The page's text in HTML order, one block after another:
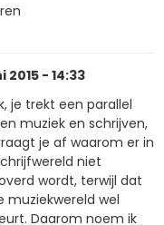
2015 - 14:33
je trekt een parallel
muziek en schrijven,
je af waarom er in
niet
wordt, terwijl dat
muziekwereld wel
Daarom noem ik